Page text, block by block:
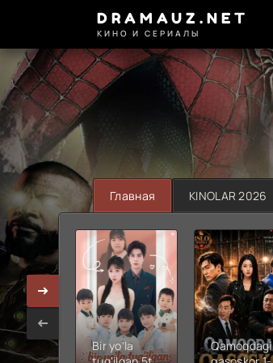
DRAMAUZ.NET
КИНО И СЕРИАЛЫ
Главная KINOLAR 2026
Bir yo'la
Qamoqdagi